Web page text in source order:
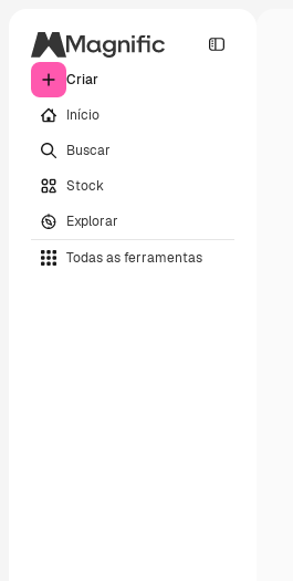
Criar
Início
Buscar
Stock
Explorar
Todas as ferramentas